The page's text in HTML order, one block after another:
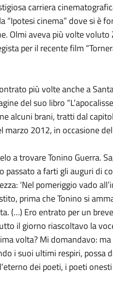
carriera
“Ipotesi cinema” dove si è
Olmi aveva più volte
per il recente film
più volte anche a
del suo libro
alcuni brani, tratti dal
marzo 2012, in occasione
a trovare Tonino Guerra.
passato a farti gli auguri di
‘Nel pomeriggio vado
prima che Tonino si
(…) Ero entrato per un
il giorno riascoltavo la
volta? Mi domandavo:
i suoi ultimi respiri, possa
dei poeti, i poeti